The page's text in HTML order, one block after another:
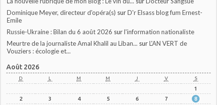
Dominique Meyer, directeur d'opéra(s) surD'r Elsass blog fum Ernest-
Emile
Russie-Ukraine : Bilan du 6 août 2026 surl'information nationaliste
Meurtre de la journaliste Amal Khalil au Liban... surL'AN VERT de
Vouziers : écologie et...
Août 2026
D L M M J V S
1
2
3 4 5 6 7
8